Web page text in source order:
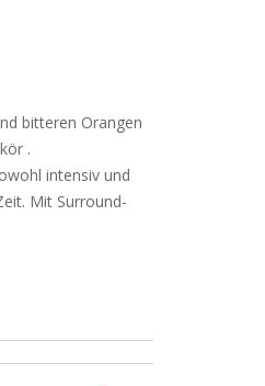
bitteren Orangen
.
intensiv und
Mit Surround-